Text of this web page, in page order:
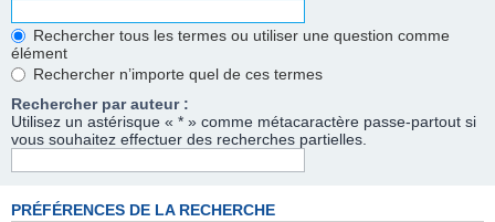
Rechercher tous les termes ou utiliser une question comme
élément
Rechercher n’importe quel de ces termes
Rechercher par auteur :
Utilisez un astérisque « * » comme métacaractère passe-partout si
vous souhaitez effectuer des recherches partielles.
PRÉFÉRENCES DE LA RECHERCHE